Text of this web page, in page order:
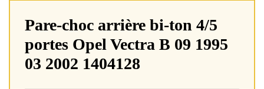
Pare-choc arrière bi-ton 4/5
portes Opel Vectra B 09 1995
03 2002 1404128